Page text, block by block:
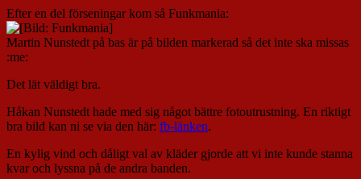
Efter en del förseningar kom så Funkmania:
Martin Nunstedt på bas är på bilden markerad så det inte ska missas
:me:
Det lät väldigt bra.
Håkan Nunstedt hade med sig något bättre fotoutrustning. En riktigt
bra bild kan ni se via den här: fb-länken.
En kylig vind och dåligt val av kläder gjorde att vi inte kunde stanna
kvar och lyssna på de andra banden.